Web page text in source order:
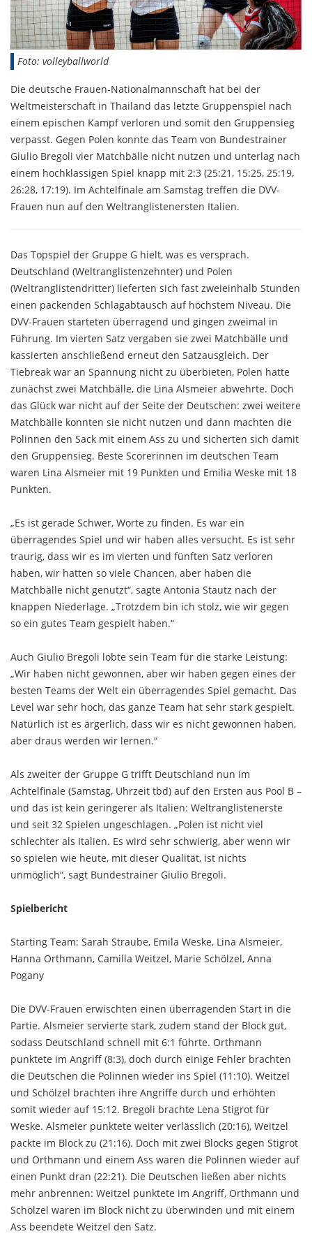
Foto: volleyballworld
Die deutsche Frauen-Nationalmannschaft hat bei der
Weltmeisterschaft in Thailand das letzte Gruppenspiel nach
einem epischen Kampf verloren und somit den Gruppensieg
verpasst. Gegen Polen konnte das Team von Bundestrainer
Giulio Bregoli vier Matchbälle nicht nutzen und unterlag nach
einem hochklassigen Spiel knapp mit 2:3 (25:21, 15:25, 25:19,
26:28, 17:19). Im Achtelfinale am Samstag treffen die DVV-
Frauen nun auf den Weltranglistenersten Italien.
Das Topspiel der Gruppe G hielt, was es versprach.
Deutschland (Weltranglistenzehnter) und Polen
(Weltranglistendritter) lieferten sich fast zweieinhalb Stunden
einen packenden Schlagabtausch auf höchstem Niveau. Die
DVV-Frauen starteten überragend und gingen zweimal in
Führung. Im vierten Satz vergaben sie zwei Matchbälle und
kassierten anschließend erneut den Satzausgleich. Der
Tiebreak war an Spannung nicht zu überbieten, Polen hatte
zunächst zwei Matchbälle, die Lina Alsmeier abwehrte. Doch
das Glück war nicht auf der Seite der Deutschen: zwei weitere
Matchbälle konnten sie nicht nutzen und dann machten die
Polinnen den Sack mit einem Ass zu und sicherten sich damit
den Gruppensieg. Beste Scorerinnen im deutschen Team
waren Lina Alsmeier mit 19 Punkten und Emilia Weske mit 18
Punkten.
„Es ist gerade Schwer, Worte zu finden. Es war ein
überragendes Spiel und wir haben alles versucht. Es ist sehr
traurig, dass wir es im vierten und fünften Satz verloren
haben, wir hatten so viele Chancen, aber haben die
Matchbälle nicht genutzt“, sagte Antonia Stautz nach der
knappen Niederlage. „Trotzdem bin ich stolz, wie wir gegen
so ein gutes Team gespielt haben.“
Auch Giulio Bregoli lobte sein Team für die starke Leistung:
„Wir haben nicht gewonnen, aber wir haben gegen eines der
besten Teams der Welt ein überragendes Spiel gemacht. Das
Level war sehr hoch, das ganze Team hat sehr stark gespielt.
Natürlich ist es ärgerlich, dass wir es nicht gewonnen haben,
aber draus werden wir lernen.“
Als zweiter der Gruppe G trifft Deutschland nun im
Achtelfinale (Samstag, Uhrzeit tbd) auf den Ersten aus Pool B –
und das ist kein geringerer als Italien: Weltranglistenerste
und seit 32 Spielen ungeschlagen. „Polen ist nicht viel
schlechter als Italien. Es wird sehr schwierig, aber wenn wir
so spielen wie heute, mit dieser Qualität, ist nichts
unmöglich“, sagt Bundestrainer Giulio Bregoli.
Spielbericht
Starting Team: Sarah Straube, Emila Weske, Lina Alsmeier,
Hanna Orthmann, Camilla Weitzel, Marie Schölzel, Anna
Pogany
Die DVV-Frauen erwischten einen überragenden Start in die
Partie. Alsmeier servierte stark, zudem stand der Block gut,
sodass Deutschland schnell mit 6:1 führte. Orthmann
punktete im Angriff (8:3), doch durch einige Fehler brachten
die Deutschen die Polinnen wieder ins Spiel (11:10). Weitzel
und Schölzel brachten ihre Angriffe durch und erhöhten
somit wieder auf 15:12. Bregoli brachte Lena Stigrot für
Weske. Alsmeier punktete weiter verlässlich (20:16), Weitzel
packte im Block zu (21:16). Doch mit zwei Blocks gegen Stigrot
und Orthmann und einem Ass waren die Polinnen wieder auf
einen Punkt dran (22:21). Die Deutschen ließen aber nichts
mehr anbrennen: Weitzel punktete im Angriff, Orthmann und
Schölzel waren im Block nicht zu überwinden und mit einem
Ass beendete Weitzel den Satz.